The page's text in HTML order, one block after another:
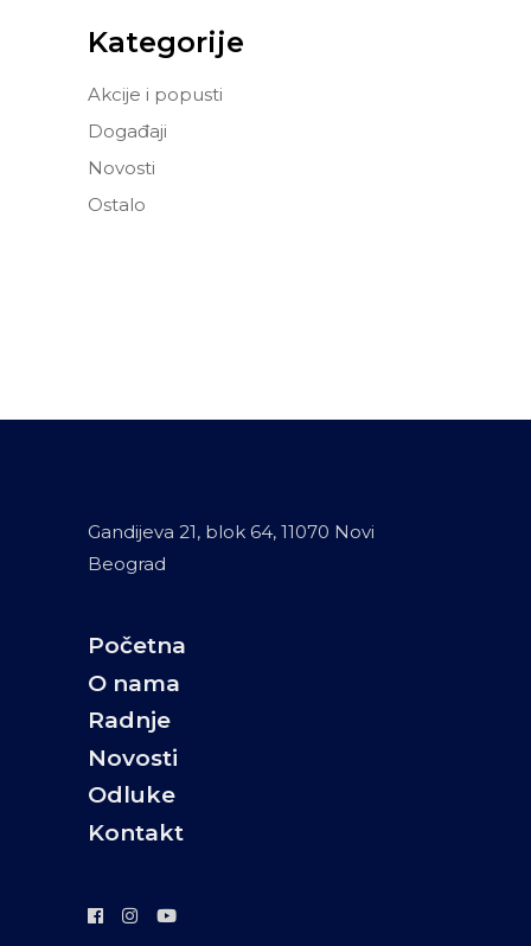
Kategorije
Akcije i popusti
Događaji
Novosti
Ostalo
Gandijeva 21, blok 64, 11070 Novi
Beograd
Početna
O nama
Radnje
Novosti
Odluke
Kontakt